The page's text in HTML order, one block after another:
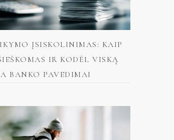
ĮSISKOLINIMAS: KAIP
IR KODĖL VISKĄ
BANKO PAVEDIMAI